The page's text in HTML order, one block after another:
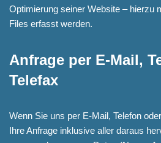
Optimierung seiner Website – hierzu
Files erfasst werden.
Anfrage per E-Mail,
Telefax
Wenn Sie uns per E-Mail, Telefon
Ihre Anfrage inklusive aller daraus